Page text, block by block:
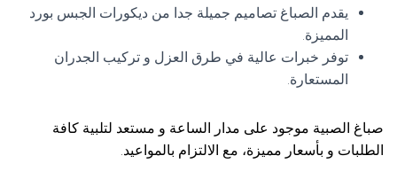
يقدم الصباغ تصاميم جميلة جدا من ديكورات الجبس بورد
المميزة.
توفر خبرات عالية في طرق العزل و تركيب الجدران
المستعارة.
صباغ الصبية موجود على مدار الساعة و مستعد لتلبية كافة
الطلبات و بأسعار مميزة، مع الالتزام بالمواعيد.